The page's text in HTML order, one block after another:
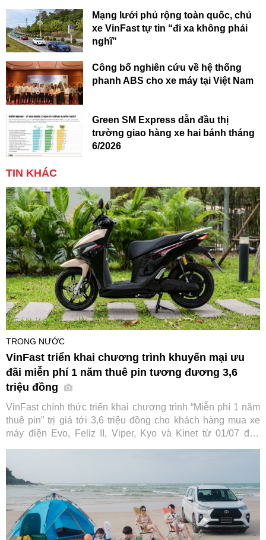
Mạng lưới phủ rộng toàn quốc, chủ
xe VinFast tự tin “đi xa không phải
nghĩ”
Công bố nghiên cứu về hệ thống
phanh ABS cho xe máy tại Việt Nam
Green SM Express dẫn đầu thị
trường giao hàng xe hai bánh tháng
6/2026
TIN KHÁC
TRONG NƯỚC
VinFast triển khai chương trình khuyến mại ưu
đãi miễn phí 1 năm thuê pin tương đương 3,6
triệu đồng
VinFast chính thức triển khai chương trình “Miễn phí 1 năm
thuê pin” trị giá tới 3,6 triệu đồng cho khách hàng mua xe
máy điện Evo, Feliz II, Viper, Kyo và Kinet từ 01/07 đến
hiện hành.